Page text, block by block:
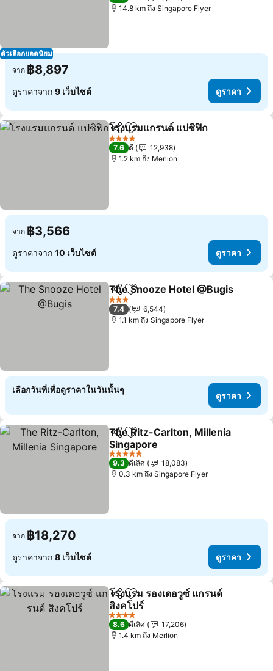
ตัวเลือกยอดนิยม
14.8 km ถึง Singapore Flyer
จาก ฿8,897
ดูราคาจาก 9 เว็บไซต์ ดูราคา
แชร์ เพิ่มในรายการโปรด
โรงแรมแกรนด์ แปซิฟิก
4 ดาว
7.6 ดี
12,938
1.2 km ถึง Merlion
จาก ฿3,566
ดูราคาจาก 10 เว็บไซต์ ดูราคา
แชร์ เพิ่มในรายการโปรด
The Snooze Hotel @Bugis
3 ดาว
7.4
6,544
1.1 km ถึง Singapore Flyer
เลือกวันที่เพื่อดูราคาในวันนั้นๆ
ดูราคา
แชร์ เพิ่มในรายการโปรด
The Ritz-Carlton, Millenia
Singapore
ดูราคา
5 ดาว
9.3 ดีเลิศ
18,083
0.3 km ถึง Singapore Flyer
จาก ฿18,270
ดูราคาจาก 8 เว็บไซต์ ดูราคา
แชร์ เพิ่มในรายการโปรด
โรงแรม รองเดอวูซ์ แกรนด์
สิงคโปร์
ดูราคา
4 ดาว
8.6 ดีเลิศ
17,206
1.4 km ถึง Merlion